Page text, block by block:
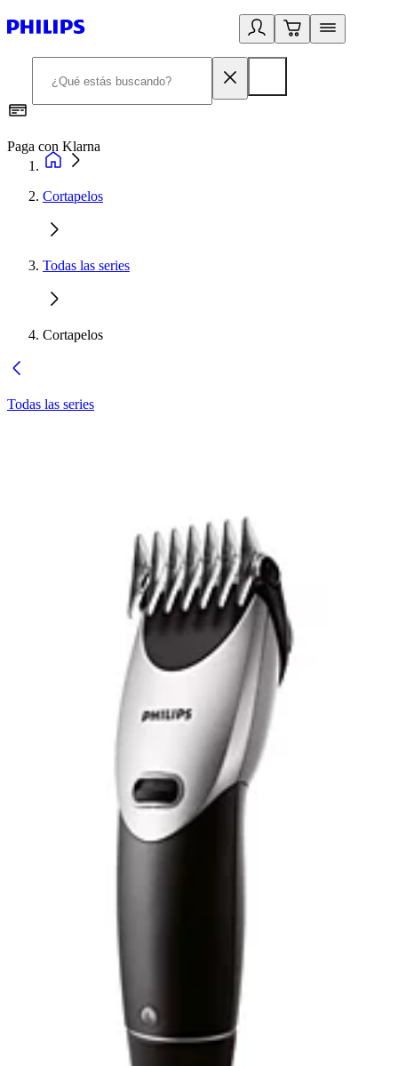
Paga con Klarna
Cortapelos
Todas las series
Cortapelos
Todas las series